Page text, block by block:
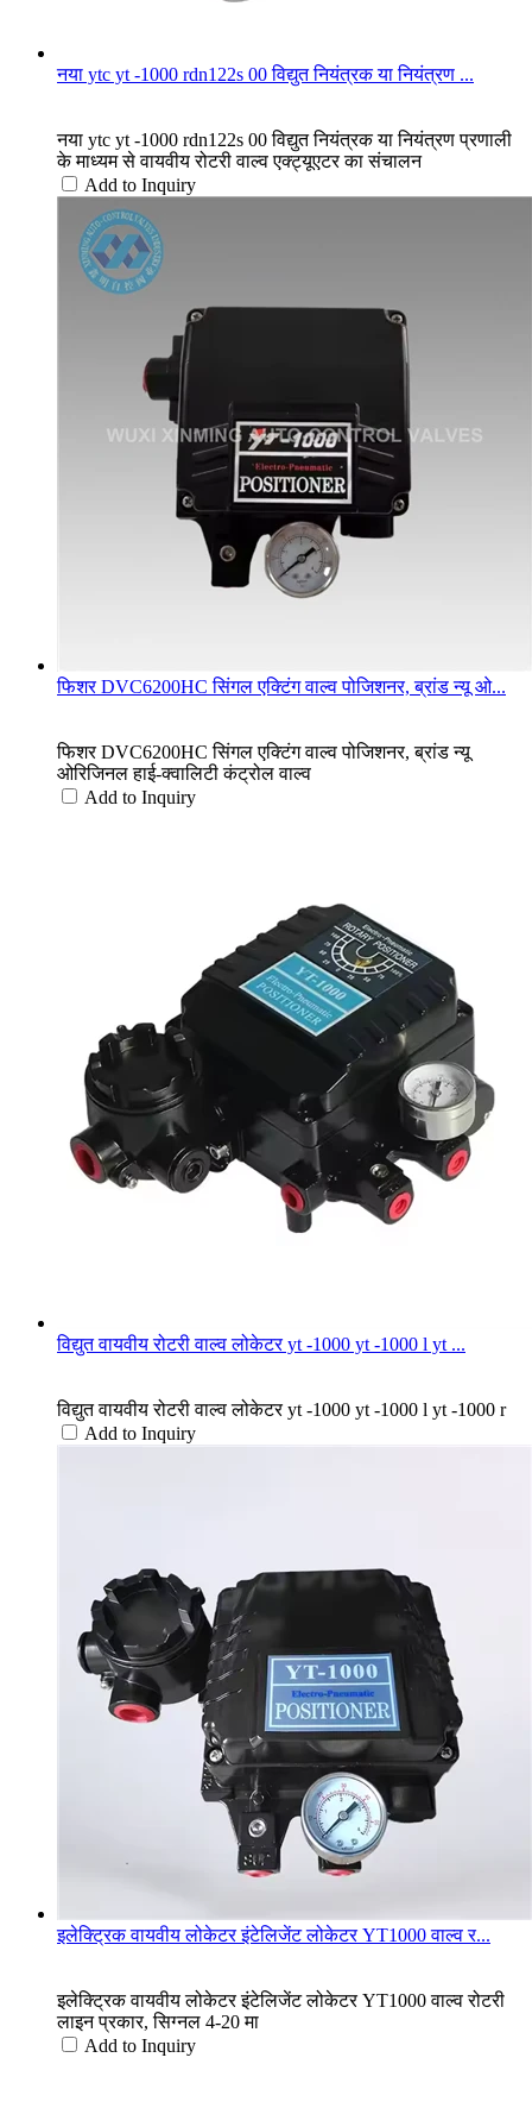
नया ytc yt -1000 rdn122s 00 विद्युत नियंत्रक या नियंत्रण ...
नया ytc yt -1000 rdn122s 00 विद्युत नियंत्रक या नियंत्रण प्रणाली
के माध्यम से वायवीय रोटरी वाल्व एक्ट्यूएटर का संचालन
Add to Inquiry
फिशर DVC6200HC सिंगल एक्टिंग वाल्व पोजिशनर, ब्रांड न्यू ओ...
फिशर DVC6200HC सिंगल एक्टिंग वाल्व पोजिशनर, ब्रांड न्यू
ओरिजिनल हाई-क्वालिटी कंट्रोल वाल्व
Add to Inquiry
विद्युत वायवीय रोटरी वाल्व लोकेटर yt -1000 yt -1000 l yt ...
विद्युत वायवीय रोटरी वाल्व लोकेटर yt -1000 yt -1000 l yt -1000 r
Add to Inquiry
इलेक्ट्रिक वायवीय लोकेटर इंटेलिजेंट लोकेटर YT1000 वाल्व र...
इलेक्ट्रिक वायवीय लोकेटर इंटेलिजेंट लोकेटर YT1000 वाल्व रोटरी
लाइन प्रकार, सिग्नल 4-20 मा
Add to Inquiry